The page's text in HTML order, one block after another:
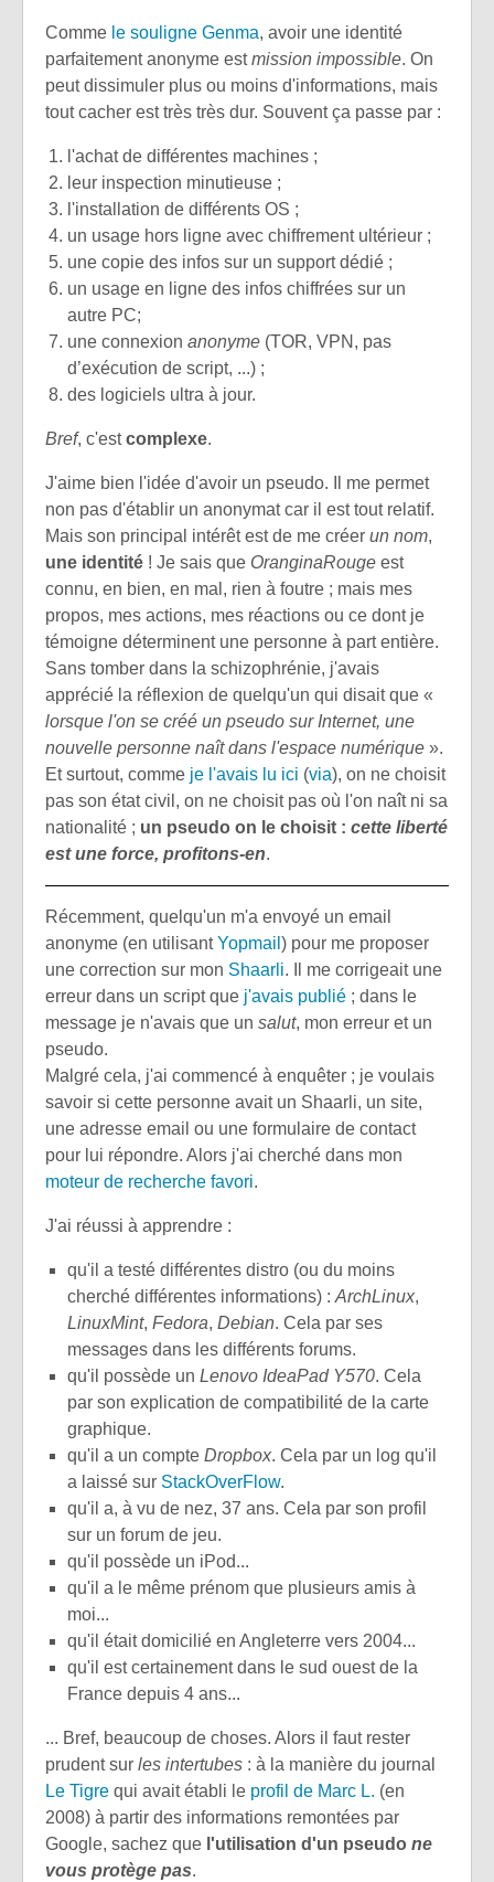
Comme le souligne Genma, avoir une identité
parfaitement anonyme estmission impossible. On
peut dissimuler plus ou moins d'informations, mais
tout cacher est très très dur. Souvent ça passe par :
l'achat de différentes machines ;
leur inspection minutieuse ;
l'installation de différents OS ;
un usage hors ligne avec chiffrement ultérieur ;
une copie des infos sur un support dédié ;
un usage en ligne des infos chiffrées sur un
autre PC;
une connexion anonyme (TOR, VPN, pas
d’exécution de script, ...) ;
des logiciels ultra à jour.
Bref, c'estcomplexe.
J'aime bien l'idée d'avoir un pseudo. Il me permet
non pas d'établir un anonymat car il est tout relatif.
Mais son principal intérêt est de me créer un nom,
une identité ! Je sais que OranginaRouge est
connu, en bien, en mal, rien à foutre ; mais mes
propos, mes actions, mes réactions ou ce dont je
témoigne déterminent une personne à part entière.
Sans tomber dans la schizophrénie, j'avais
apprécié la réflexion de quelqu'un qui disait que «
lorsque l'on se créé un pseudo sur Internet, une
nouvelle personne naît dans l'espace numérique ».
Et surtout, comme je l'avais lu ici (via), on ne choisit
pas son état civil, on ne choisit pas où l'on naît ni sa
nationalité ; un pseudo on le choisit : cette liberté
est une force, profitons-en.
Récemment, quelqu'un m'a envoyé un email
anonyme (en utilisantYopmail ) pour me proposer
une correction sur mon Shaarli. Il me corrigeait une
erreur dans un script que j'avais publié ; dans le
message je n'avais que un salut, mon erreur et un
pseudo.
Malgré cela, j'ai commencé à enquêter ; je voulais
savoir si cette personne avait un Shaarli, un site,
une adresse email ou une formulaire de contact
pour lui répondre. Alors j'ai cherché dans mon
moteur de recherche favori.
J'ai réussi à apprendre :
qu'il a testé différentes distro (ou du moins
cherché différentes informations) : ArchLinux,
LinuxMint, Fedora, Debian. Cela par ses
messages dans les différents forums.
qu'il possède un Lenovo IdeaPad Y570. Cela
par son explication de compatibilité de la carte
graphique.
qu'il a un compte Dropbox. Cela par un log qu'il
a laissé sur StackOverFlow.
qu'il a, à vu de nez, 37 ans. Cela par son profil
sur un forum de jeu.
qu'il possède un iPod...
qu'il a le même prénom que plusieurs amis à
moi...
qu'il était domicilié en Angleterre vers 2004...
qu'il est certainement dans le sud ouest de la
France depuis 4 ans...
... Bref, beaucoup de choses. Alors il faut rester
prudent sur les intertubes : à la manière du journal
Le Tigre qui avait établi le profil de Marc L. (en
2008) à partir des informations remontées par
Google, sachez que l'utilisation d'un pseudo ne
vous protège pas.